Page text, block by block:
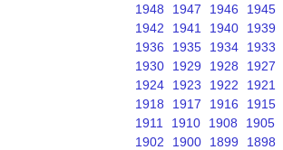
1948
1947 1946 1945
1942
1941 1940 1939
1936
1935 1934 1933
1930
1929 1928 1927
1924
1923 1922 1921
1918
1917 1916 1915
1911
1910 1908 1905
1902
1900 1899 1898